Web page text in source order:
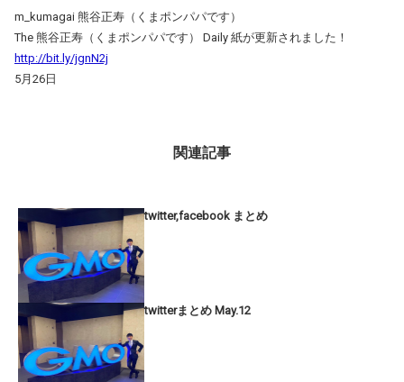
m_kumagai 熊谷正寿（くまポンパパです）
The 熊谷正寿（くまポンパパです） Daily 紙が更新されました！
http://bit.ly/jgnN2j
5月26日
関連記事
twitter,facebook まとめ
twitterまとめ May.12